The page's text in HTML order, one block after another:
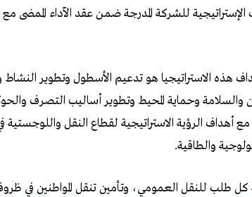
للشركة المدرجة ضمن عقد الآداء الممضى مع
هذه الاستراتيجيا هو تدعيم الأسطول وتطوير النشاط
والسلامة وحماية المحيط وتطوير أساليب التصرف
والطاقية.
كل طلب للنقل العمومي، وتأمين تنقل المواطنين في